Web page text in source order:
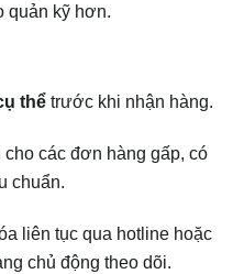
quản kỹ hơn.
thể trước khi nhận hàng.
cho các đơn hàng gấp, có
chuẩn.
liên tục qua hotline hoặc
chủ động theo dõi.